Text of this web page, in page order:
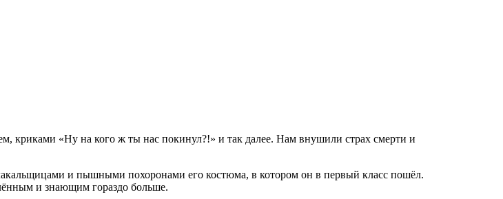
криками «Ну на кого ж ты нас покинул?!» и так далее. Нам внушили страх смерти и
и пышными похоронами его костюма, в котором он в первый класс пошёл.
и знающим гораздо больше.